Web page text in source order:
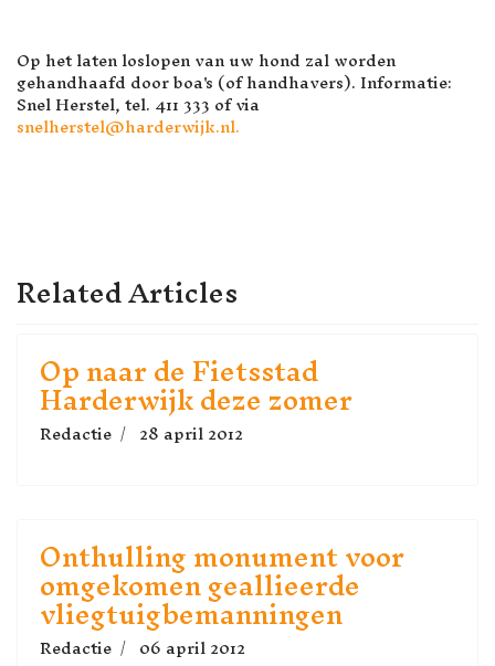
Op het laten loslopen van uw hond zal worden
gehandhaafd door boa's (of handhavers). Informatie:
Snel Herstel, tel. 411 333 of via
snelherstel@harderwijk.nl.
Related Articles
Op naar de Fietsstad
Harderwijk deze zomer
Redactie 28 april 2012
Onthulling monument voor
omgekomen geallieerde
vliegtuigbemanningen
Redactie 06 april 2012